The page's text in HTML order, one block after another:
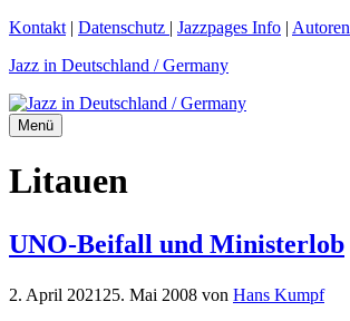
Zum
springen
Kontakt | Datenschutz | Jazzpages Info | Autoren
Jazz in Deutschland / Germany
Menü
Litauen
UNO-Beifall und Ministerlob
2. April 2021 25. Mai 2008 von Hans Kumpf